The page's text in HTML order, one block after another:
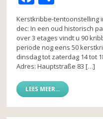
a
c
e
b
o
o
k
el
e
n
Kerstkribbe-tentoonstelling
dec: In een oud historisch
over 3 etages vindt u 90
periode nog eens 50
dinsdag tot zaterdag 14 tot
Adres: Hauptstraße 83 […]
LEES MEER...